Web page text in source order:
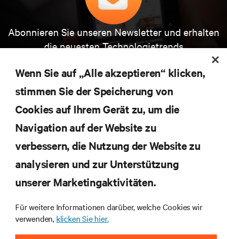
Abonnieren Sie unseren Newsletter und erhalten
die neuesten Technologietrends
Themen der Branche, mit aktuellen Diskussionen
und Einblicken von Experten in das
Rechenzentrums- und Infrastrukturmanagement.
JETZT ANMELDEN
RESSOURCEN
SUPPORT
UNTERNEHMEN
Wenn Sie auf „Alle akzeptieren“ klicken,
stimmen Sie der Speicherung von
Cookies auf Ihrem Gerät zu, um die
Navigation auf der Website zu
verbessern, die Nutzung der Website zu
analysieren und zur Unterstützung
unserer Marketingaktivitäten.
Für weitere Informationen darüber, welche Cookies wir
verwenden, klicken Sie hier.